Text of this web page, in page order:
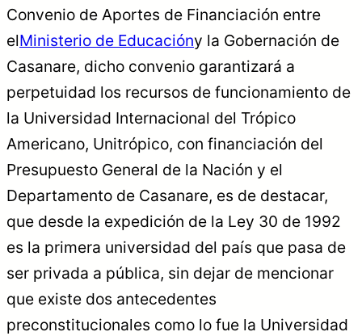
Convenio de Aportes de Financiación entre
elMinisterio de Educacióny la Gobernación de
Casanare, dicho convenio garantizará a
perpetuidad los recursos de funcionamiento de
la Universidad Internacional del Trópico
Americano, Unitrópico, con financiación del
Presupuesto General de la Nación y el
Departamento de Casanare, es de destacar,
que desde la expedición de la Ley 30 de 1992
es la primera universidad del país que pasa de
ser privada a pública, sin dejar de mencionar
que existe dos antecedentes
preconstitucionales como lo fue la Universidad